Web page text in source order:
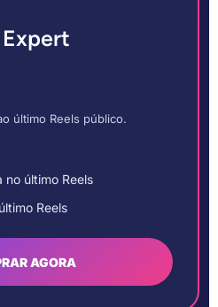
Expert
último Reels público.
último Reels
Reels
AGORA